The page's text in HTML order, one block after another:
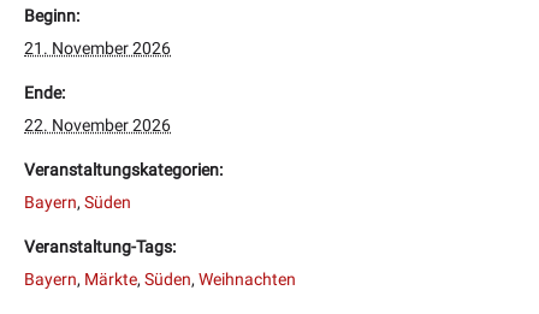
Beginn:
21. November 2026
Ende:
22. November 2026
Veranstaltungskategorien:
Bayern, Süden
Veranstaltung-Tags:
Bayern, Märkte, Süden, Weihnachten